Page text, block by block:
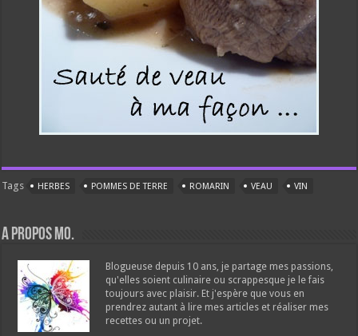
Tags HERBES POMMES DE TERRE ROMARIN VEAU VIN
A propos Mo.
Blogueuse depuis 10 ans, je partage mes passions,
qu'elles soient culinaire ou scrappesque je le fais
toujours avec plaisir. Et j'espère que vous en
prendrez autant à lire mes articles et réaliser mes
recettes ou un projet.